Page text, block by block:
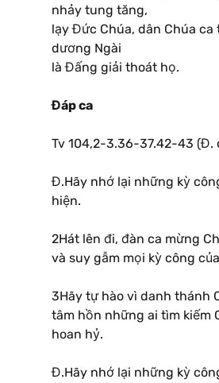
nhảy tung tăng,
lạy Đức Chúa, dân Chúa ca
dương Ngài
là Đấng giải thoát họ.
Đáp ca
Tv 104,2-3.36-37.42-43 (Đ.
Đ.Hãy nhớ lại những kỳ
hiện.
2Hát lên đi, đàn ca mừng
và suy gẫm mọi kỳ công
3Hãy tự hào vì danh thánh
tâm hồn những ai tìm kiếm
hoan hỷ.
Đ.Hãy nhớ lại những kỳ